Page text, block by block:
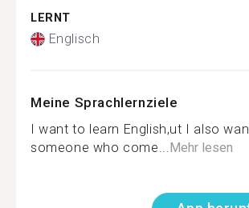
LERNT
Englisch
Meine Sprachlernziele
I want to learn English,ut I also
someone who come...Mehr lesen